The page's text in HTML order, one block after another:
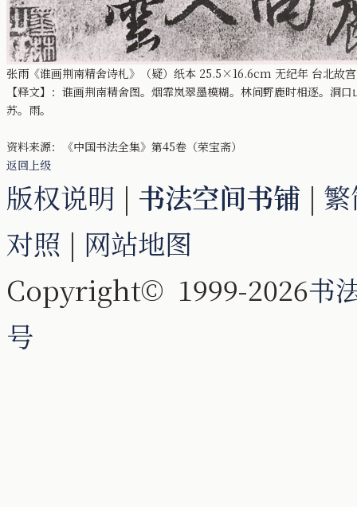
张雨《谁画荆南精舍诗札》（疑）纸本 25.5×16.6cm 无纪年 台北故
【释文】：谁画荆南精舍图。烟霏岚翠墨模糊。林间野鹿时相逐。洞
苏。雨。
资料来源：《中国书法全集》第45卷（荣宝斋）
返回上级
版权说明 | 书法空间书铺 |
对照 | 网站地图
Copyright© 1999-2026书
号